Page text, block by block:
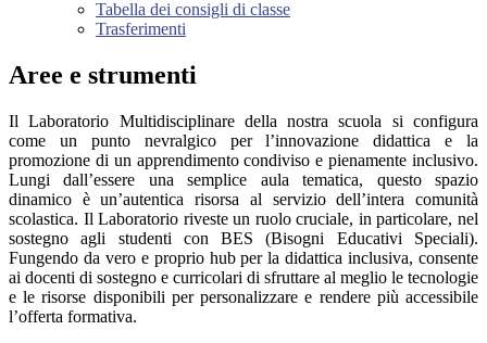
Tabella dei consigli di classe
Trasferimenti
Aree e strumenti
Il Laboratorio Multidisciplinare della nostra scuola si configura
come un punto nevralgico per l’innovazione didattica e la
promozione di un apprendimento condiviso e pienamente inclusivo.
Lungi dall’essere una semplice aula tematica, questo spazio
dinamico è un’autentica risorsa al servizio dell’intera comunità
scolastica. Il Laboratorio riveste un ruolo cruciale, in particolare, nel
sostegno agli studenti con BES (Bisogni Educativi Speciali).
Fungendo da vero e proprio hubper la didattica inclusiva, consente
ai docenti di sostegno e curricolari di sfruttare al meglio le tecnologie
e le risorse disponibili per personalizzare e rendere più accessibile
l’offerta formativa.